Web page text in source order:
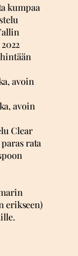
kumpaa
avoin
avoin
Clear
rata
erikseen)